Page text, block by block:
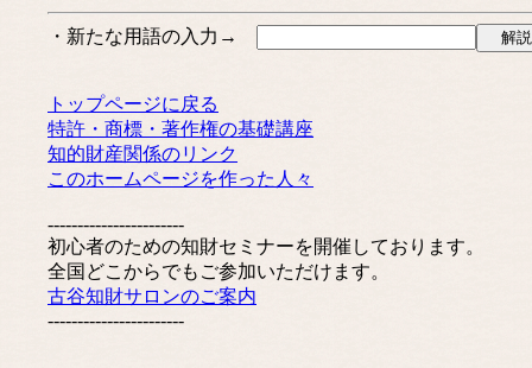
・新たな用語の入力→
トップページに戻る
特許・商標・著作権の基礎講座
知的財産関係のリンク
このホームページを作った人々
-----------------------
初心者のための知財セミナーを開催しております。
全国どこからでもご参加いただけます。
古谷知財サロンのご案内
-----------------------